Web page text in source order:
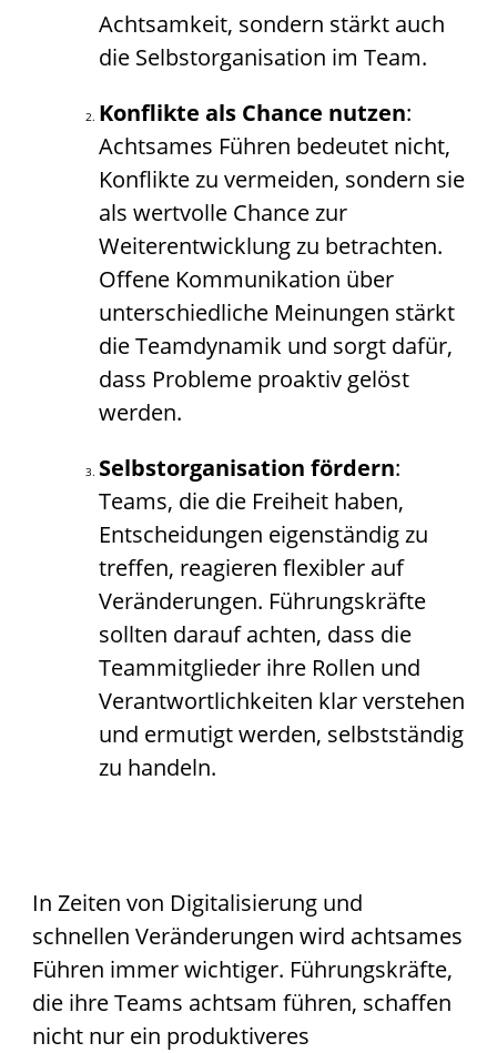
Achtsamkeit, sondern stärkt auch
die Selbstorganisation im Team.
Konflikte als Chance nutzen:
Achtsames Führen bedeutet nicht,
Konflikte zu vermeiden, sondern sie
als wertvolle Chance zur
Weiterentwicklung zu betrachten.
Offene Kommunikation über
unterschiedliche Meinungen stärkt
die Teamdynamik und sorgt dafür,
dass Probleme proaktiv gelöst
werden.
Selbstorganisation fördern:
Teams, die die Freiheit haben,
Entscheidungen eigenständig zu
treffen, reagieren flexibler auf
Veränderungen. Führungskräfte
sollten darauf achten, dass die
Teammitglieder ihre Rollen und
Verantwortlichkeiten klar verstehen
und ermutigt werden, selbstständig
zu handeln.
In Zeiten von Digitalisierung und
schnellen Veränderungen wird achtsames
Führen immer wichtiger. Führungskräfte,
die ihre Teams achtsam führen, schaffen
nicht nur ein produktiveres